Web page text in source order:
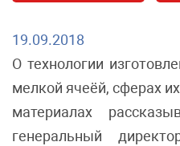
19.09.2018
О технологии
мелкой ячеёй, сферах
материалах
генеральный